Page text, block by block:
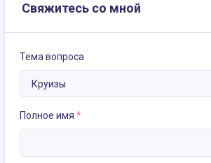
Свяжитесь со мной
Тема вопроса
Полное имя *